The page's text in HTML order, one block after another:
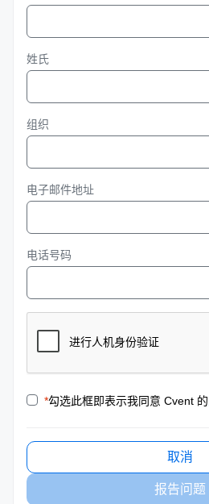
姓氏
组织
电子邮件地址
电话号码
*勾选此框即表示我同意 Cvent 的
取消
报告问题